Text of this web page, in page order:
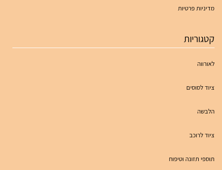
מדיניות פרטיות
קטגוריות
לאורווה
ציוד לסוסים
הלבשה
ציוד לרוכב
תוספי תזונה וטיפוח